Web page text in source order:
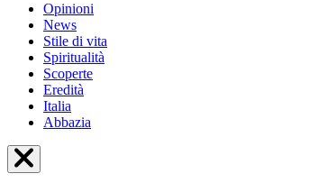
Opinioni
News
Stile di vita
Spiritualità
Scoperte
Eredità
Italia
Abbazia